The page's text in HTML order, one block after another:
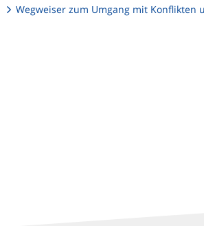
Wegweiser zum Umgang mit Konflikten